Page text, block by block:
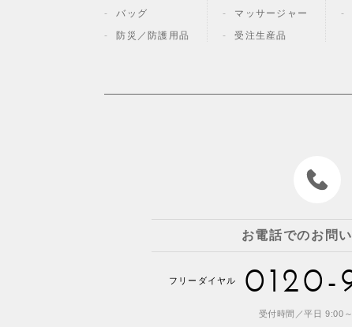
バッグ
マッサージャー
防災／ 防護用品 受注生産品
お電話でのお問
フリーダイヤル 0120-
受付時間／平日 9:00